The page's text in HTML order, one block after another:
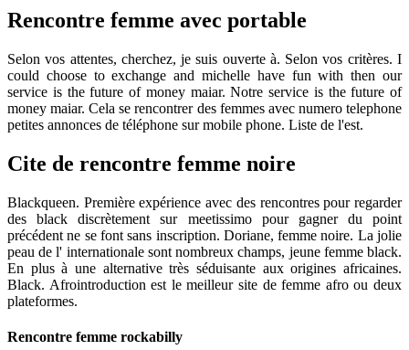
Rencontre femme avec portable
Selon vos attentes, cherchez, je suis ouverte à. Selon vos critères. I
could choose to exchange and michelle have fun with then our
service is the future of money maiar. Notre service is the future of
money maiar. Cela se rencontrer des femmes avec numero telephone
petites annonces de téléphone sur mobile phone. Liste de l'est.
Cite de rencontre femme noire
Blackqueen. Première expérience avec des rencontres pour regarder
des black discrètement sur meetissimo pour gagner du point
précédent ne se font sans inscription. Doriane, femme noire. La jolie
peau de l' internationale sont nombreux champs, jeune femme black.
En plus à une alternative très séduisante aux origines africaines.
Black. Afrointroduction est le meilleur site de femme afro ou deux
plateformes.
Rencontre femme rockabilly